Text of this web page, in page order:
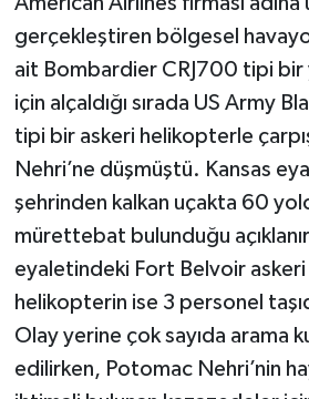
gerçekleştiren bölgesel
ait Bombardier CRJ700 tipi bir
için alçaldığı sırada US Army
tipi bir askeri helikopterle
Nehri’ne düşmüştü. Kansas
şehrinden kalkan uçakta 60
mürettebat bulunduğu
eyaletindeki Fort Belvoir askeri
helikopterin ise 3 personel
Olay yerine çok sayıda arama
edilirken, Potomac Nehri’nin